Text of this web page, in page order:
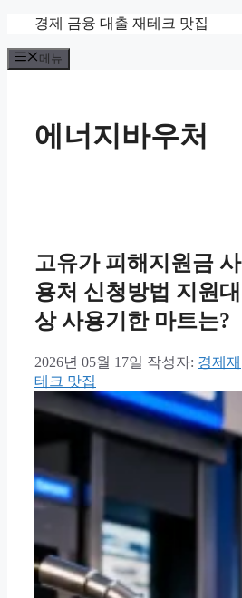
츠
경제 금융 대출 재테크 맛집
메뉴
에너지바우처
고유가 피해지원금 사
용처 신청방법 지원대
상 사용기한 마트는?
2026년 05월 17일 작성자: 경제재
테크 맛집